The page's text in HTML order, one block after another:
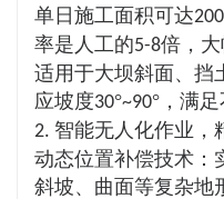
单日施工面积可达
率是人工的5-8倍，大
适用于大坝斜面、挡
应坡度30°~90°，满足
2. 智能无人化作业，
动态位置补偿技术：
斜坡、曲面等复杂地